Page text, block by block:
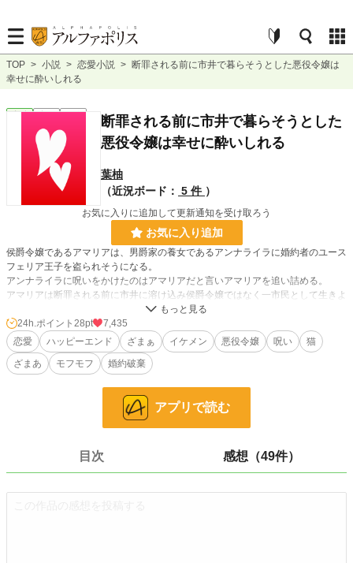
TOP > 小説 > 恋愛小説 > 断罪される前に市井で暮らそうとした悪役令嬢は
幸せに酔いしれる
恋愛 完結 長編
断罪される前に市井で暮らそうとした
悪役令嬢は幸せに酔いしれる
葉柚
（近況ボード： 5 件 ）
お気に入りに追加して更新通知を受け取ろう
お気に入り追加
侯爵令嬢であるアマリアは、男爵家の養女であるアンナライラに婚約者のユース
フェリア王子を盗られそうになる。
アンナライラに呪いをかけたのはアマリアだと言いアマリアを追い詰める。
アマリアは断罪される前に市井に溶け込み侯爵令嬢ではなく一市民として生きよ
市井ではどこかの王子が呪いにより猫になってしまったという噂がまことしやか
に流れており……。
小説 23,007 位 / 228,961 件
10,090 位 / 66,393 件
28 pt
24h.ポイント 28pt
7,435
恋愛
ハッピーエンド ざまぁ イケメン 悪役令嬢 呪い
猫
ざまあ
モフモフ 婚約破棄
アプリで読む
目次 感想（49件）